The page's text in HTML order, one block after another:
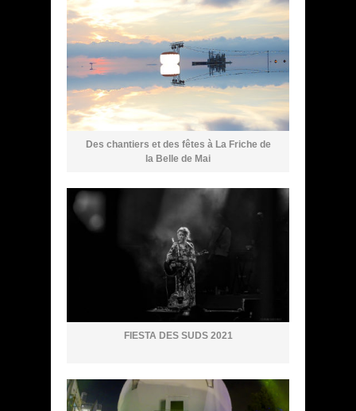
Des chantiers et des fêtes à La Friche de
la Belle de Mai
FIESTA DES SUDS 2021